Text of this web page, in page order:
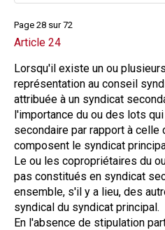
Page 28 sur 72
Article 24
Lorsqu'il existe un ou
représentation au conseil
attribuée à un syndicat
l'importance du ou des lots
secondaire par rapport à
composent le syndicat
Le ou les copropriétaires du
pas constitués en syndicat
ensemble, s'il y a lieu, des
syndical du syndicat principal.
En l'absence de stipulation